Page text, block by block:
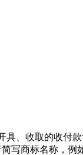
具、收取的收付
写商标名称，例